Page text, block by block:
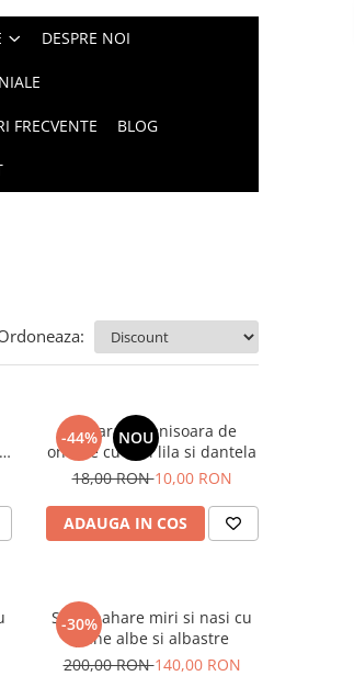
DESPRE NOI
FRECVENTE BLOG
-44% NOU
Bratara domnisoara de
onoare cu flori lila si dantela
18,00 RON10,00 RON
ADAUGA IN COS
-30%
Set 4 pahare miri si nasi cu
pene albe si albastre
200,00 RON140,00 RON